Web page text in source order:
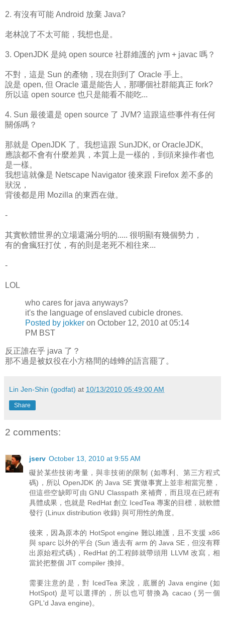
2. 有沒有可能 Android 放棄 Java?
老林說了不太可能，我想也是。
3. OpenJDK 是純 open source 社群維護的 jvm + javac 嗎？
不對，這是 Sun 的產物，現在則到了 Oracle 手上。
說是 open, 但 Oracle 還是能告人，那哪個社群能真正 fork?
所以這 open source 也只是能看不能吃...
4. Sun 最後還是 open source 了 JVM? 這跟這些事件有任何
關係嗎？
那就是 OpenJDK 了。我想這跟 SunJDK, or OracleJDK,
應該都不會有什麼差異，本質上是一樣的，到頭來操作者也
是一樣。
我想這就像是 Netscape Navigator 後來跟 Firefox 差不多的
狀況，
背後都是用 Mozilla 的東西在做。
-
其實軟體世界的立場還滿分明的..... 很明顯有幾個勢力，
有的會瘋狂打仗，有的則是老死不相往來...
-
LOL
who cares for java anyways?
it's the language of enslaved cubicle drones.
Posted by jokker on October 12, 2010 at 05:14
PM BST
反正誰在乎 java 了？
那不過是被奴役在小方格間的雄蜂的語言罷了。
Lin Jen-Shin (godfat) at 10/13/2010 05:49:00 AM
Share
2 comments:
jserv October 13, 2010 at 9:55 AM
礙於某些技術考量，與非技術的限制 (如專利、第三方程式
碼)，所以 OpenJDK 的 Java SE 實做事實上並非相當完整，
但這些空缺即可由 GNU Classpath 來補齊，而且現在已經有
具體成果，也就是 RedHat 創立 IcedTea 專案的目標，就軟體
發行 (Linux distribution 收錄) 與可用性的角度。
後來，因為原本的 HotSpot engine 難以維護，且不支援 x86
與 sparc 以外的平台 (Sun 過去有 arm 的 Java SE，但沒有釋
出原始程式碼)，RedHat 的工程師就帶頭用 LLVM 改寫，相
當於把整個 JIT compiler 換掉。
需要注意的是，對 IcedTea 來說，底層的 Java engine (如
HotSpot) 是可以選擇的，所以也可替換為 cacao (另一個
GPL'd Java engine)。